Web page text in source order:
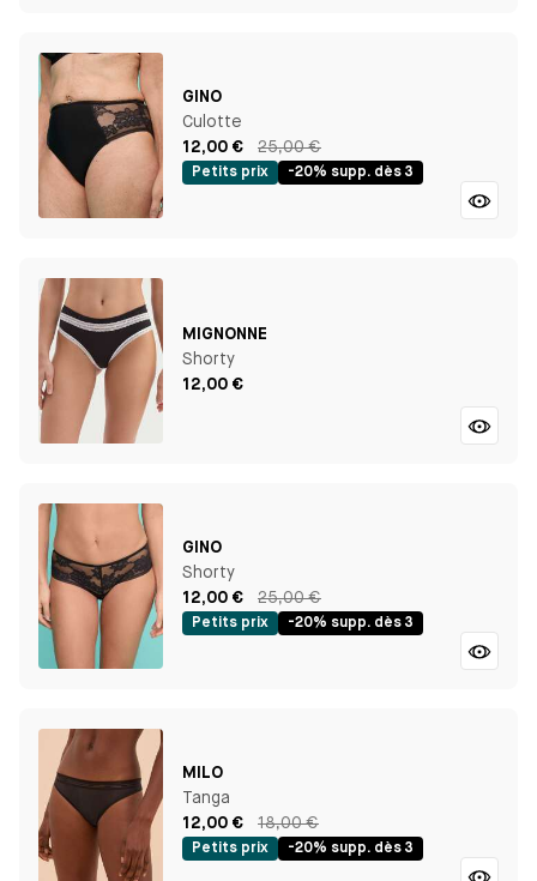
GINO
Culotte
12,00 €
25,00 €
Petits prix -20% supp. dès 3
MIGNONNE
Shorty
12,00 €
GINO
Shorty
12,00 €
25,00 €
Petits prix -20% supp. dès 3
MILO
Tanga
12,00 €
18,00 €
Petits prix -20% supp. dès 3